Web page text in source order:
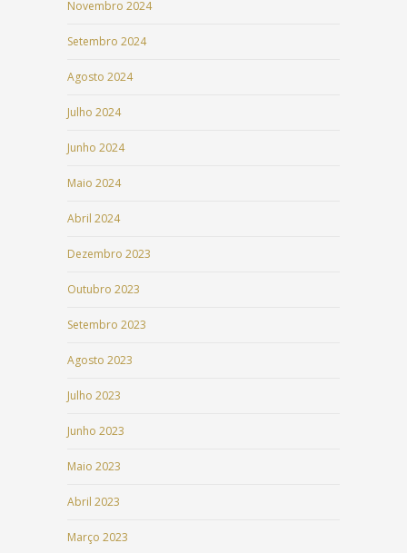
Novembro 2024
Setembro 2024
Agosto 2024
Julho 2024
Junho 2024
Maio 2024
Abril 2024
Dezembro 2023
Outubro 2023
Setembro 2023
Agosto 2023
Julho 2023
Junho 2023
Maio 2023
Abril 2023
Março 2023